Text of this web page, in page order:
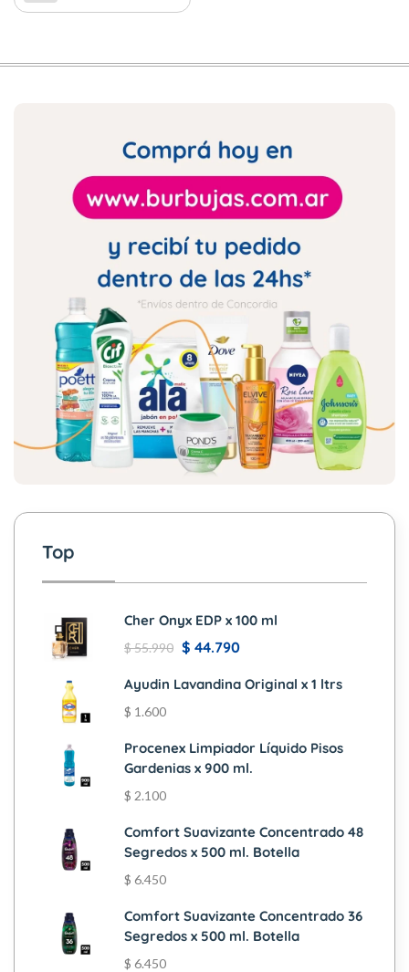
Top
Cher Onyx EDP x 100 ml
$55.990 $ 44.790
Ayudin Lavandina Original x 1 ltrs
$ 1.600
Procenex Limpiador Líquido Pisos
Gardenias x 900 ml.
$ 2.100
Comfort Suavizante Concentrado 48
Segredos x 500 ml. Botella
$ 6.450
Comfort Suavizante Concentrado 36
Segredos x 500 ml. Botella
$ 6.450